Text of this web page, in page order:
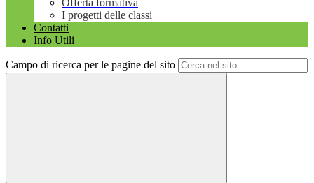
Offerta formativa
I progetti delle classi
Contatti
Info Utili
Campo di ricerca per le pagine del sito